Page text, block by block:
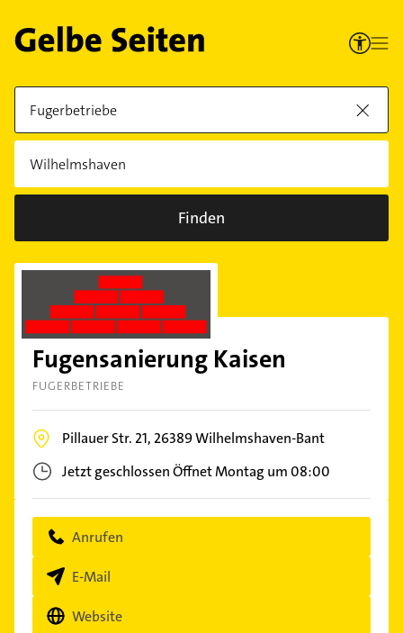
Finden
Fugensanierung Kaisen
FUGERBETRIEBE
Pillauer Str. 21, 26389Wilhelmshaven-Bant
Jetzt geschlossenÖffnet Montag um 08:00
Anrufen
E-Mail
Website